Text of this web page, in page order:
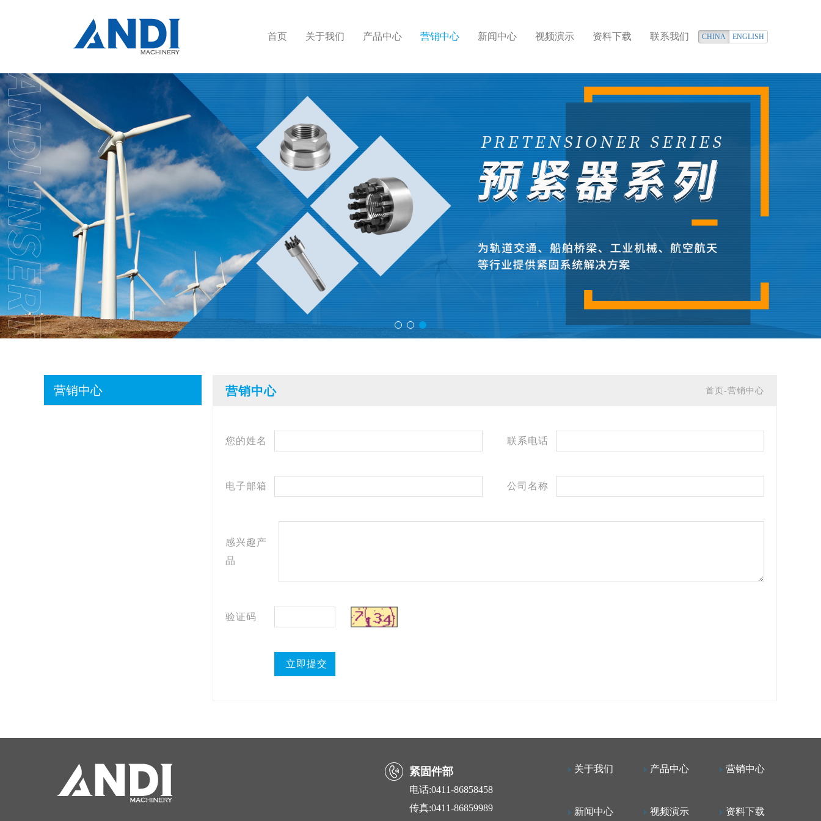
首页 关于我们 产品中心 营销中心 新闻中心 视频演示 资料下载 联系我们 CHINA ENGLISH
营销中心 营销中心 首页-营销中心
您的姓名 联系电话
电子邮箱 公司名称
感兴趣产
品
验证码
紧固件部
电话:0411-86858458
传真:0411-86859989
关于我们 产品中心 营销中心
新闻中心 视频演示 资料下载